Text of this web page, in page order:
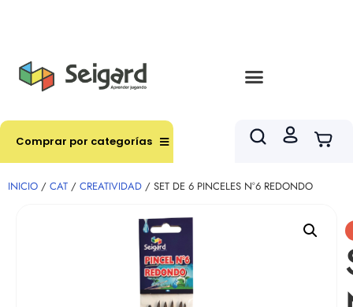
Comprar por categorías
INICIO / CAT / CREATIVIDAD / SET DE 6 PINCELES N°6 REDONDO